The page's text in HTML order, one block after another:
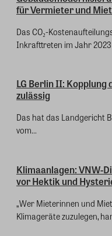
für Vermieter und
Das CO₂-
Inkrafttreten im Jahr
LG Berlin II: Kopplung
zulässig
Das hat das Landgericht
vom...
Klimaanlagen: VNW-
vor Hektik und
„Wer Mieterinnen und
Klimageräte zuzulegen,